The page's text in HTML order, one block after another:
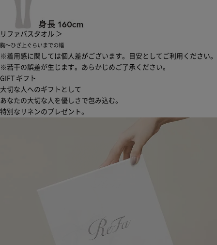
リファバスタオル ＞
胸〜ひざ上ぐらいまでの幅
※着用感に関しては個人差がございます。目安としてご利用ください。
※若干の誤差が生じます。あらかじめご了承ください。
GIFT ギフト
大切な人へのギフトとして
あなたの大切な人を優しさで包み込む。
特別なリネンのプレゼント。